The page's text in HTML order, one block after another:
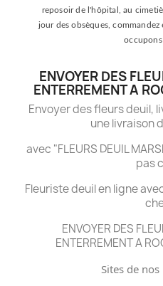
reposoir de l'hôpital, au
jour des obsèques,
occupons
ENVOYER DES
ENTERREMENT A
Envoyer des fleurs deuil,
une livraison
avec "FLEURS DEUIL
pas
Fleuriste deuil en ligne
ENVOYER DES
ENTERREMENT A
Sites de